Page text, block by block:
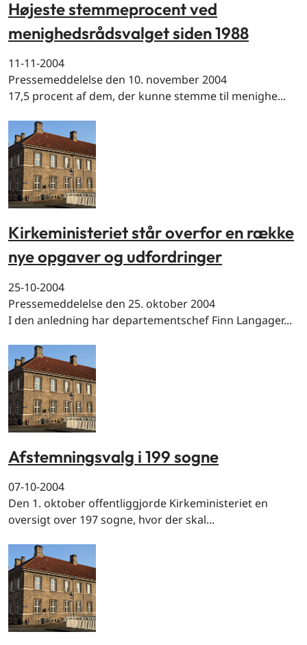
Højeste stemmeprocent ved
menighedsrådsvalget siden 1988
11-11-2004
Pressemeddelelse den 10. november 2004
17,5 procent af dem, der kunne stemme til menighe...
Kirkeministeriet står overfor en række
nye opgaver og udfordringer
25-10-2004
Pressemeddelelse den 25. oktober 2004
I den anledning har departementschef Finn Langager...
Afstemningsvalg i 199 sogne
07-10-2004
Den 1. oktober offentliggjorde Kirkeministeriet en
oversigt over 197 sogne, hvor der skal...